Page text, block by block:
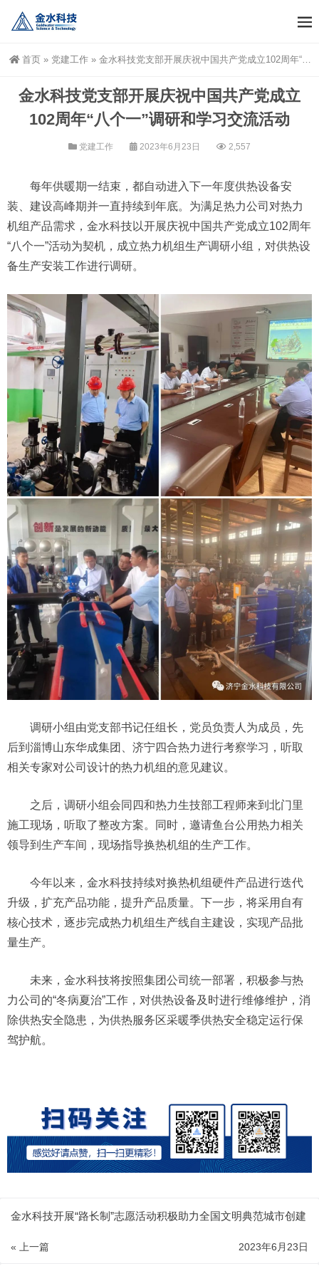
首页 » 党建工作 » 金水科技党支部开展庆祝中国共产党成立102周年“八个一”调研和学习交流活动
金水科技党支部开展庆祝中国共产党成立
102周年“八个一”调研和学习交流活动
党建工作 2023年6月23日 2,557
每年供暖期一结束，都自动进入下一年度供热设备安
装、建设高峰期并一直持续到年底。为满足热力公司对热力
机组产品需求，金水科技以开展庆祝中国共产党成立102周年
“八个一”活动为契机，成立热力机组生产调研小组，对供热设
备生产安装工作进行调研。
调研小组由党支部书记任组长，党员负责人为成员，先
后到淄博山东华成集团、济宁四合热力进行考察学习，听取
相关专家对公司设计的热力机组的意见建议。
之后，调研小组会同四和热力生技部工程师来到北门里
施工现场，听取了整改方案。同时，邀请鱼台公用热力相关
领导到生产车间，现场指导换热机组的生产工作。
今年以来，金水科技持续对换热机组硬件产品进行迭代
升级，扩充产品功能，提升产品质量。下一步，将采用自有
核心技术，逐步完成热力机组生产线自主建设，实现产品批
量生产。
未来，金水科技将按照集团公司统一部署，积极参与热
力公司的“冬病夏治”工作，对供热设备及时进行维修维护，消
除供热安全隐患，为供热服务区采暖季供热安全稳定运行保
驾护航。
金水科技开展“路长制”志愿活动积极助力全国文明典范城市创建
« 上一篇 2023年6月23日